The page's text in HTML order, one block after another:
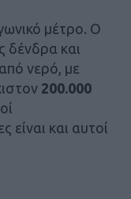
μέτρο. Ο
δένδρα και
νερό, με
200.000
είναι και αυτοί